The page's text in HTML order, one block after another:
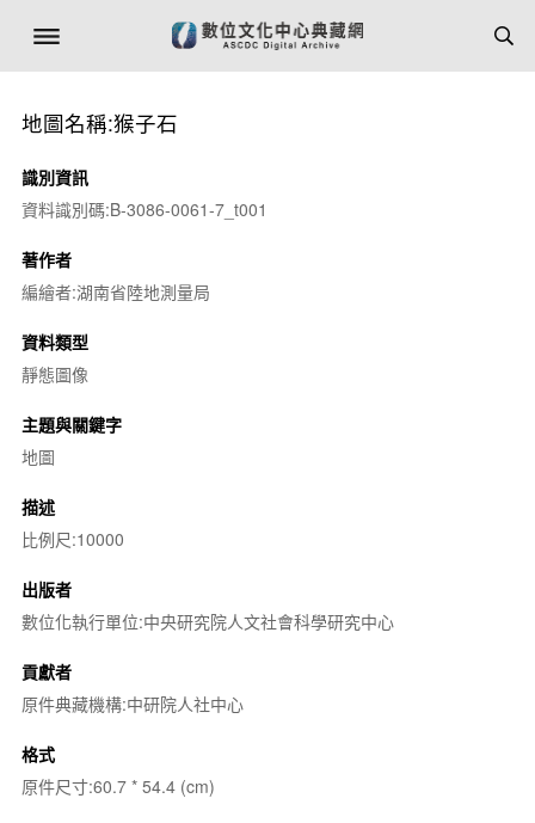
地圖名稱:猴子石
識別資訊
資料識別碼:B-3086-0061-7_t001
著作者
編繪者:湖南省陸地測量局
資料類型
靜態圖像
主題與關鍵字
地圖
描述
比例尺:10000
出版者
數位化執行單位:中央研究院人文社會科學研究中心
貢獻者
原件典藏機構:中研院人社中心
格式
原件尺寸:60.7 * 54.4 (cm)